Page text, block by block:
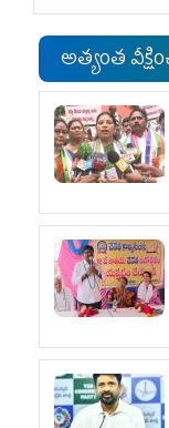
అత్యంత